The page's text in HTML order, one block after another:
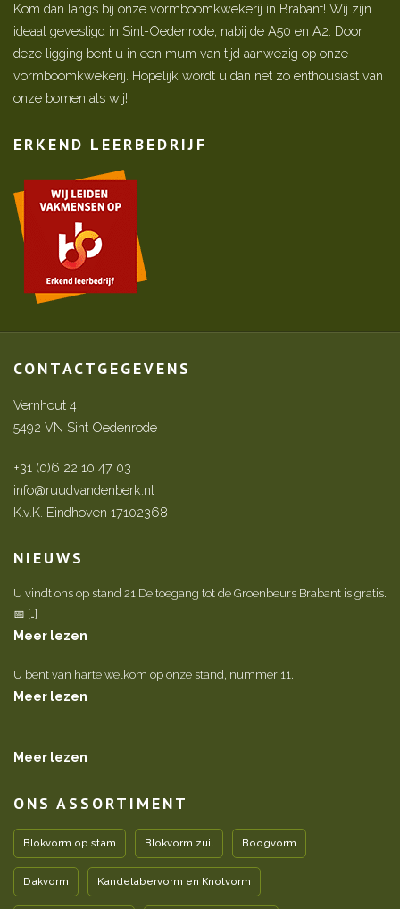
Kom dan langs bij onze vormboomkwekerij in Brabant! Wij zijn
ideaal gevestigd in Sint-Oedenrode, nabij de A50 en A2. Door
deze ligging bent u in een mum van tijd aanwezig op onze
vormboomkwekerij. Hopelijk wordt u dan net zo enthousiast van
onze bomen als wij!
ERKEND LEERBEDRIJF
CONTACTGEGEVENS
Vernhout 4
5492 VN Sint Oedenrode
+31 (0)6 22 10 47 03
info@ruudvandenberk.nl
K.v.K. Eindhoven 17102368
NIEUWS
U vindt ons op stand 21 De toegang tot de Groenbeurs Brabant is gratis.
📅 […]
Meer lezen
U bent van harte welkom op onze stand, nummer 11.
Meer lezen
Meer lezen
ONS ASSORTIMENT
Blokvorm op stam Blokvorm zuil Boogvorm
Dakvorm Kandelabervorm en Knotvorm